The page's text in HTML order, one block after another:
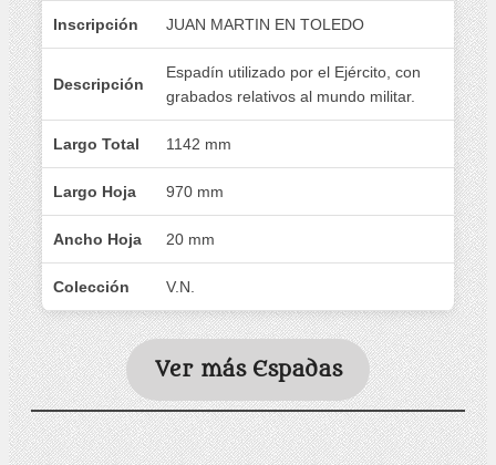
Inscripción JUAN MARTIN EN TOLEDO
Descripción
Espadín utilizado por el Ejército, con
grabados relativos al mundo militar.
Largo Total 1142 mm
Largo Hoja 970 mm
Ancho Hoja 20 mm
Colección V.N.
Ver más Espadas